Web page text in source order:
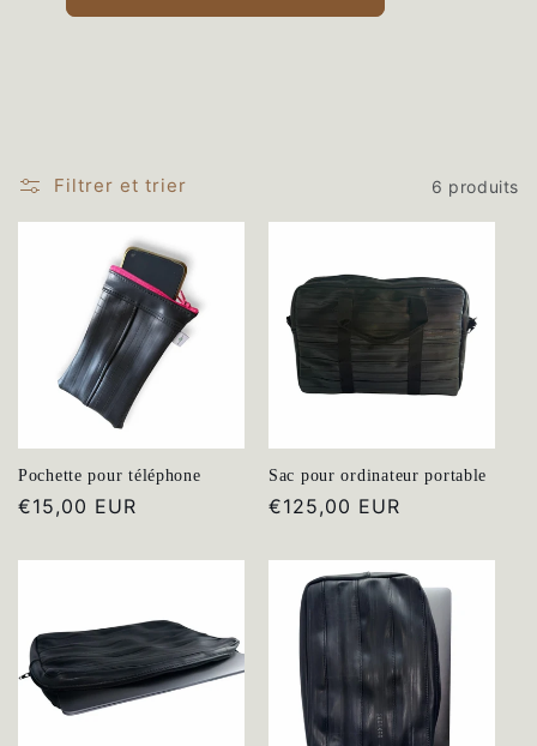
Filtrer et trier 6 produits
Pochette pour téléphone
Prix
€15,00 EUR
Sac pour ordinateur portable
Prix
€125,00 EUR